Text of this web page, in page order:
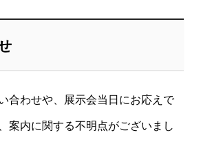
合わせや、展示会当日にお応えで
案内に関する不明点がございまし